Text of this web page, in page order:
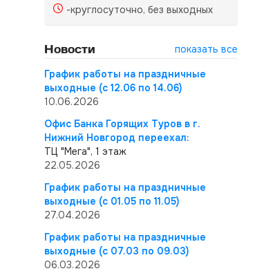
-круглосуточно, без выходных
Новости
показать все
График работы на праздничные
выходные (с 12.06 по 14.06)
10.06.2026
Офис Банка Горящих Туров в г.
Нижний Новгород переехал:
ТЦ "Мега", 1 этаж
22.05.2026
График работы на праздничные
выходные (с 01.05 по 11.05)
27.04.2026
График работы на праздничные
выходные (с 07.03 по 09.03)
06.03.2026